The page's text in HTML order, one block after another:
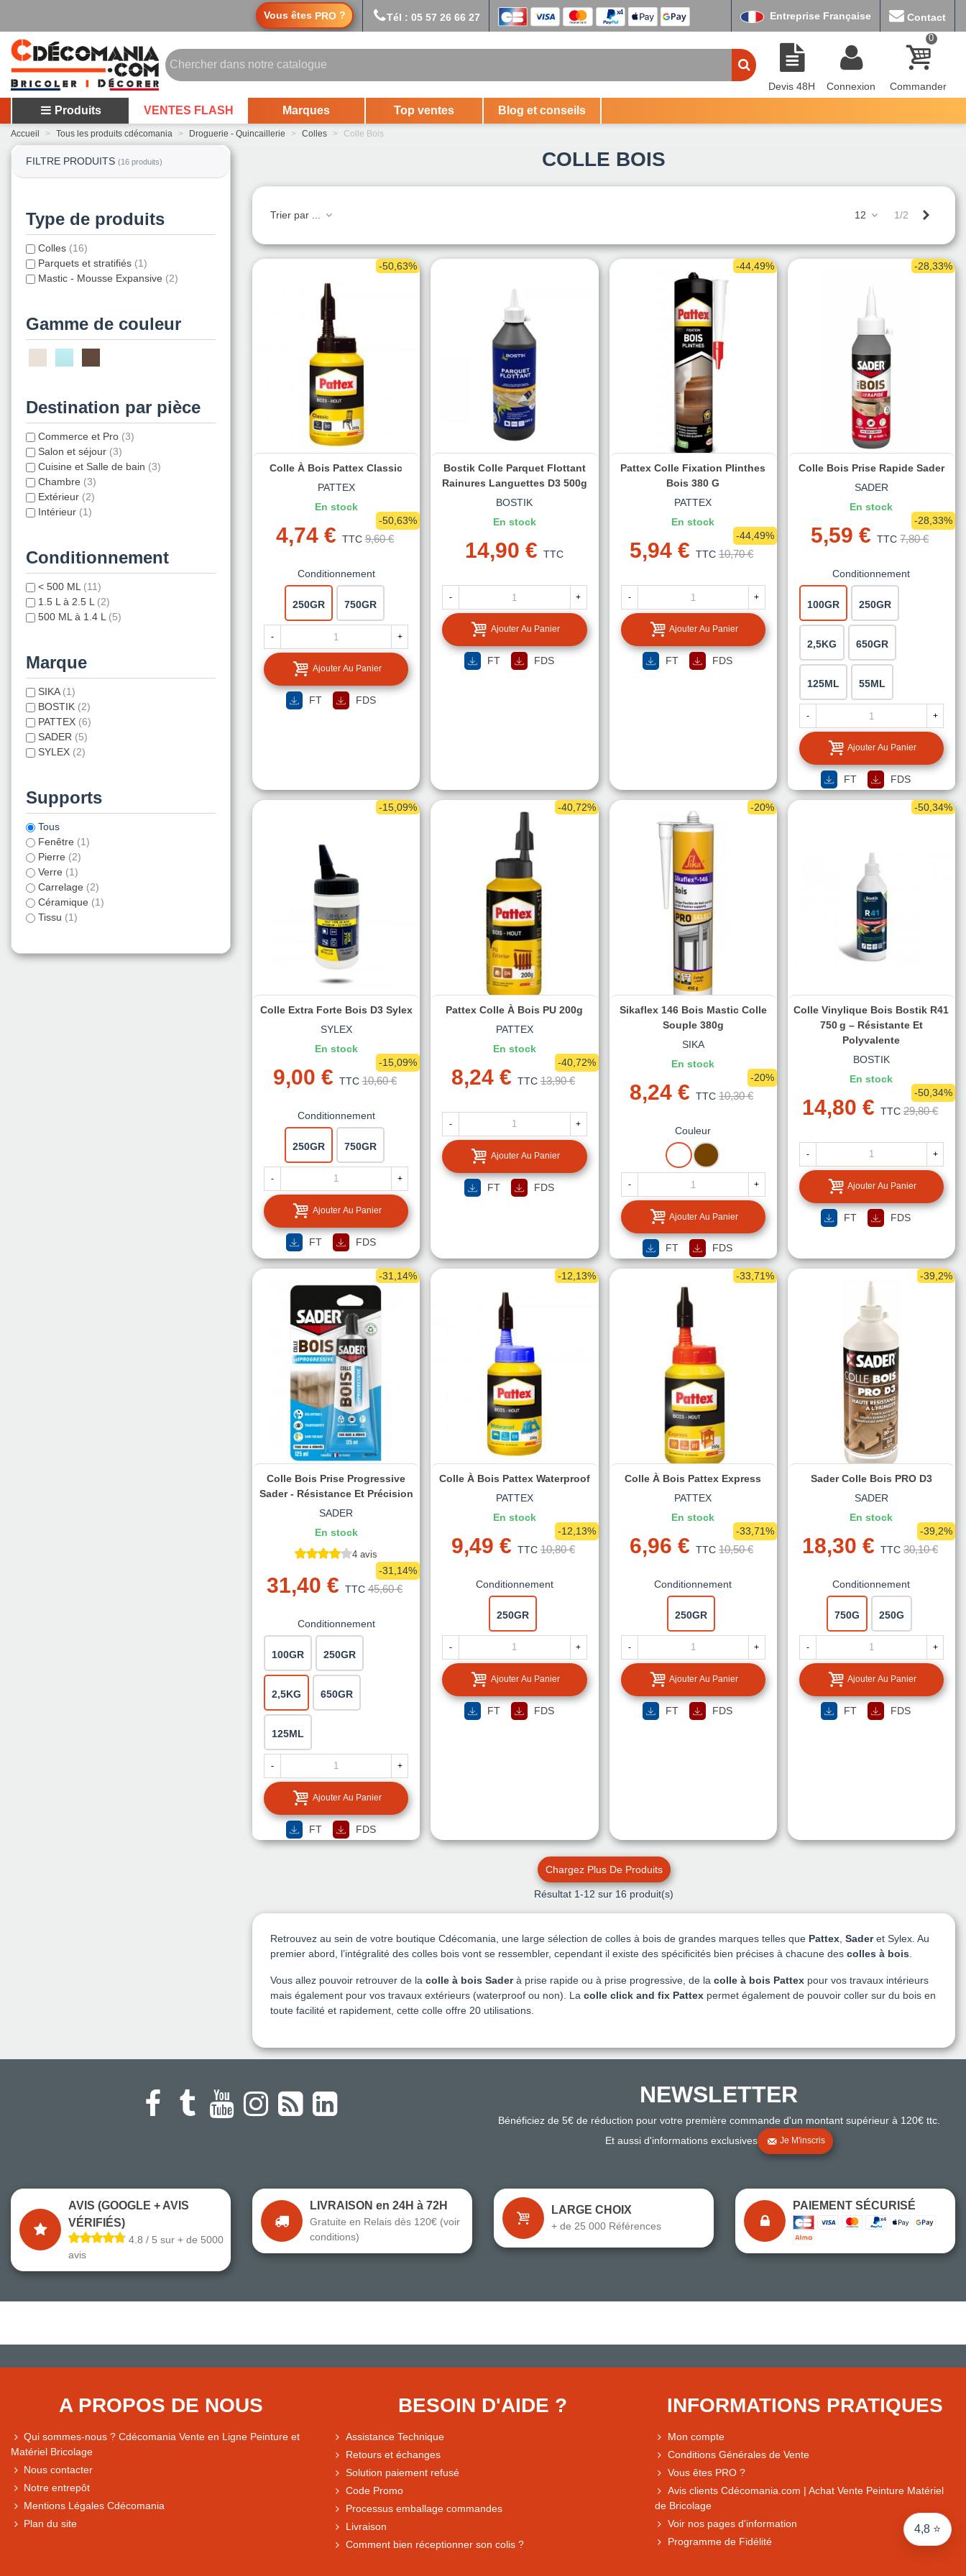
Vous êtes PRO ? Tél : 05 57 26 66 27 Entreprise Française Contact
Devis 48H Connexion
0
Commander
Produits VENTES FLASH Marques Top ventes Blog et conseils
Accueil > Tous les produits cdécomania > Droguerie - Quincaillerie > Colles > Colle Bois
FILTRE PRODUITS (16 produits)
Type de produits
Colles (16)
Parquets et stratifiés (1)
Mastic - Mousse Expansive (2)
Gamme de couleur
Destination par pièce
Commerce et Pro (3)
Salon et séjour (3)
Cuisine et Salle de bain (3)
Chambre (3)
Extérieur (2)
Intérieur (1)
Conditionnement
< 500 ML (11)
1.5 L à 2.5 L (2)
500 ML à 1.4 L (5)
Marque
SIKA (1)
BOSTIK (2)
PATTEX (6)
SADER (5)
SYLEX (2)
Supports
Tous
Fenêtre (1)
Pierre (2)
Verre (1)
Carrelage (2)
Céramique (1)
Tissu (1)
Murs(4)
COLLE BOIS
Trier par ... 12 1/2
-50,63%
Colle À Bois Pattex Classic
PATTEX
En stock
4,74 € TTC 9,60 €
-50,63%
Conditionnement
250GR 750GR
- +
Ajouter Au Panier
FT FDS
Bostik Colle Parquet Flottant
Rainures Languettes D3 500g
BOSTIK
En stock
14,90 € TTC
- +
Ajouter Au Panier
FT FDS
-44,49%
Pattex Colle Fixation Plinthes
Bois 380 G
PATTEX
En stock
5,94 € TTC 10,70 €
-44,49%
- +
Ajouter Au Panier
FT FDS
-28,33%
Colle Bois Prise Rapide Sader
SADER
En stock
5,59 € TTC 7,80 €
-28,33%
Conditionnement
100GR 250GR
2,5KG 650GR
125ML 55ML
- +
Ajouter Au Panier
FT FDS
-15,09%
Colle Extra Forte Bois D3 Sylex
SYLEX
En stock
9,00 € TTC 10,60 €
-15,09%
Conditionnement
250GR 750GR
- +
Ajouter Au Panier
FT FDS
-40,72%
Pattex Colle À Bois PU 200g
PATTEX
En stock
8,24 € TTC 13,90 €
-40,72%
- +
Ajouter Au Panier
FT FDS
-20%
Sikaflex 146 Bois Mastic Colle
Souple 380g
SIKA
En stock
8,24 € TTC 10,30 €
-20%
Couleur
BLANC MARRON
- +
Ajouter Au Panier
FT FDS
-50,34%
Colle Vinylique Bois Bostik R41
750 G – Résistante Et
Polyvalente
BOSTIK
En stock
14,80 € TTC 29,80 €
-50,34%
- +
Ajouter Au Panier
FT FDS
-31,14%
Colle Bois Prise Progressive
Sader - Résistance Et Précision
SADER
En stock
4 avis
31,40 € TTC 45,60 €
-31,14%
Conditionnement
100GR 250GR
2,5KG 650GR
125ML
- +
Ajouter Au Panier
FT FDS
-12,13%
Colle À Bois Pattex Waterproof
PATTEX
En stock
9,49 € TTC 10,80 €
-12,13%
Conditionnement
250GR
- +
Ajouter Au Panier
FT FDS
-33,71%
Colle À Bois Pattex Express
PATTEX
En stock
6,96 € TTC 10,50 €
-33,71%
Conditionnement
250GR
- +
Ajouter Au Panier
FT FDS
-39,2%
Sader Colle Bois PRO D3
SADER
En stock
18,30 € TTC 30,10 €
-39,2%
Conditionnement
750G 250G
- +
Ajouter Au Panier
FT FDS
Chargez Plus De Produits
Résultat 1-12 sur 16 produit(s)
Retrouvez au sein de votre boutique Cdécomania, une large sélection de colles à bois de grandes marques telles que Pattex Saderet Sylex. Au
premier abord, l’intégralité des colles bois vont se ressembler, cependant il existe des spécificités bien précises à chacune des colles à bois
Vous allez pouvoir retrouver de la colle à bois Saderà prise rapide ou à prise progressive, de la colle à bois Pattex pour vos travaux intérieurs
mais également pour vos travaux extérieurs (waterproof ou non). La colle click and fix Pattex permet également de pouvoir coller sur du bois en
toute facilité et rapidement, cette colle offre 20 utilisations.
4,8 ⭐
● Exceptionnel
● Exceptionnel
CB, PayPal 4x, Google Pay, Apple Pay, Alma
NEWSLETTER
Bénéficiez de 5€ de réduction pour votre première commande d'un montant supérieur à 120€ ttc.
Et aussi d'informations exclusives
Je M'inscris
AVIS (GOOGLE + AVIS
VÉRIFIÉS)
4.8 / 5 sur + de 5000
avis
LIVRAISON en 24H à 72H
Gratuite en Relais dès 120€ (voir
conditions)
LARGE CHOIX
+ de 25 000 Références
PAIEMENT SÉCURISÉ
A PROPOS DE NOUS
Qui sommes-nous ? Cdécomania Vente en Ligne Peinture et
Matériel Bricolage
Nous contacter
Notre entrepôt
Mentions Légales Cdécomania
Plan du site
BESOIN D'AIDE ?
Assistance Technique
Retours et échanges
Solution paiement refusé
Code Promo
Processus emballage commandes
Livraison
Comment bien réceptionner son colis ?
INFORMATIONS PRATIQUES
Mon compte
Conditions Générales de Vente
Vous êtes PRO ?
Avis clients Cdécomania.com | Achat Vente Peinture Matériel
de Bricolage
Voir nos pages d'information
Programme de Fidélité